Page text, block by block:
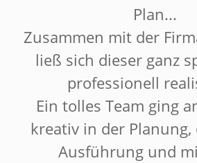
Plan...
Zusammen mit der
ließ sich dieser ganz
professionell
Ein tolles Team ging
kreativ in der
Ausführung und